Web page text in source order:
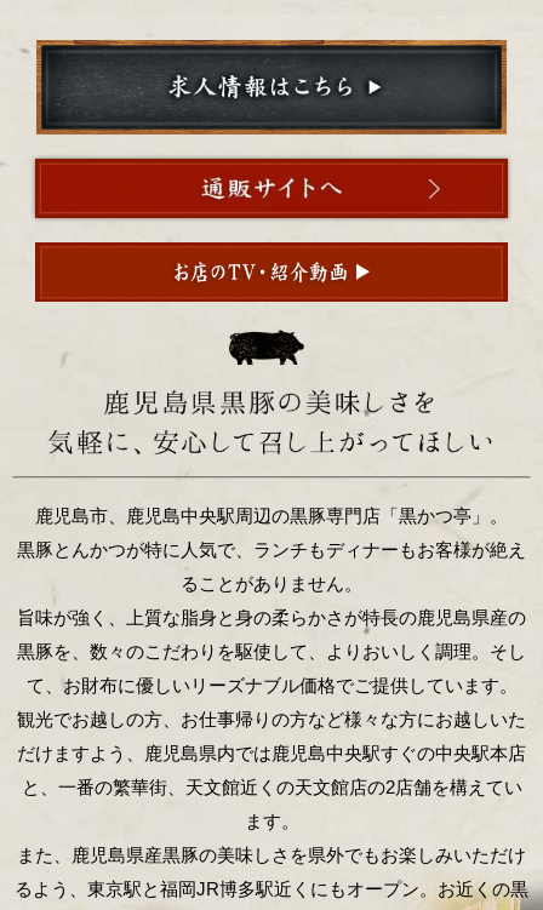
鹿児島市、鹿児島中央駅周辺の黒豚専門店「黒かつ亭」。
黒豚とんかつが特に人気で、ランチもディナーもお客様が絶え
ることがありません。
旨味が強く、上質な脂身と身の柔らかさが特長の鹿児島県産の
黒豚を、数々のこだわりを駆使して、よりおいしく調理。そし
て、お財布に優しいリーズナブル価格でご提供しています。
観光でお越しの方、お仕事帰りの方など様々な方にお越しいた
だけますよう、鹿児島県内では鹿児島中央駅すぐの中央駅本店
と、一番の繁華街、天文館近くの天文館店の2店舗を構えてい
ます。
また、鹿児島県産黒豚の美味しさを県外でもお楽しみいただけ
るよう、東京駅と福岡JR博多駅近くにもオープン。お近くの黒